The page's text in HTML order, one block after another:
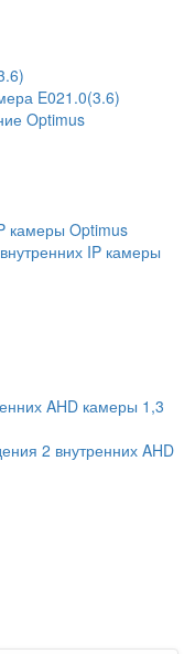
E021.0(3.6)
Optimus
IP камеры
2 внутренних AHD